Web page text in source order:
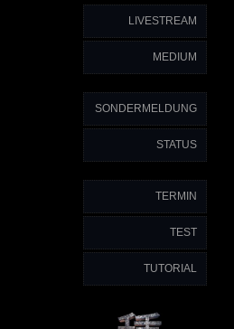
LIVESTREAM
MEDIUM
SONDERMELDUNG
STATUS
TERMIN
TEST
TUTORIAL